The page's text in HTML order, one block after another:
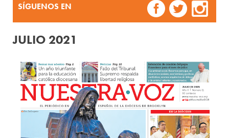
SÍGUENOS EN
JULIO 2021